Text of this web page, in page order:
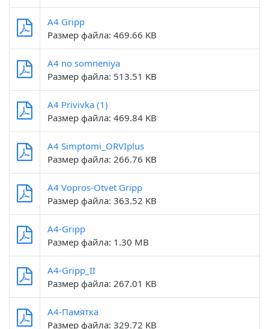
A4 Gripp
Размер файла: 469.66 KB
A4 no somneniya
Размер файла: 513.51 KB
A4 Privivka (1)
Размер файла: 469.84 KB
A4 Simptomi_ORVIplus
Размер файла: 266.76 KB
A4 Vopros-Otvet Gripp
Размер файла: 363.52 KB
A4-Gripp
Размер файла: 1.30 MB
A4-Gripp_II
Размер файла: 267.01 KB
A4-Памятка
Размер файла: 329.72 KB